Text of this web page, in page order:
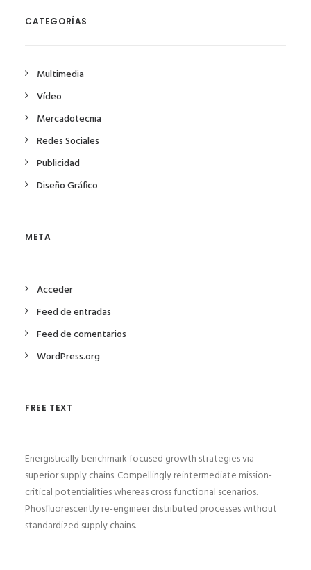
CATEGORÍAS
Multimedia
Vídeo
Mercadotecnia
Redes Sociales
Publicidad
Diseño Gráfico
META
Acceder
Feed de entradas
Feed de comentarios
WordPress.org
FREE TEXT
Energistically benchmark focused growth strategies via
superior supply chains. Compellingly reintermediate mission-
critical potentialities whereas cross functional scenarios.
Phosfluorescently re-engineer distributed processes without
standardized supply chains.